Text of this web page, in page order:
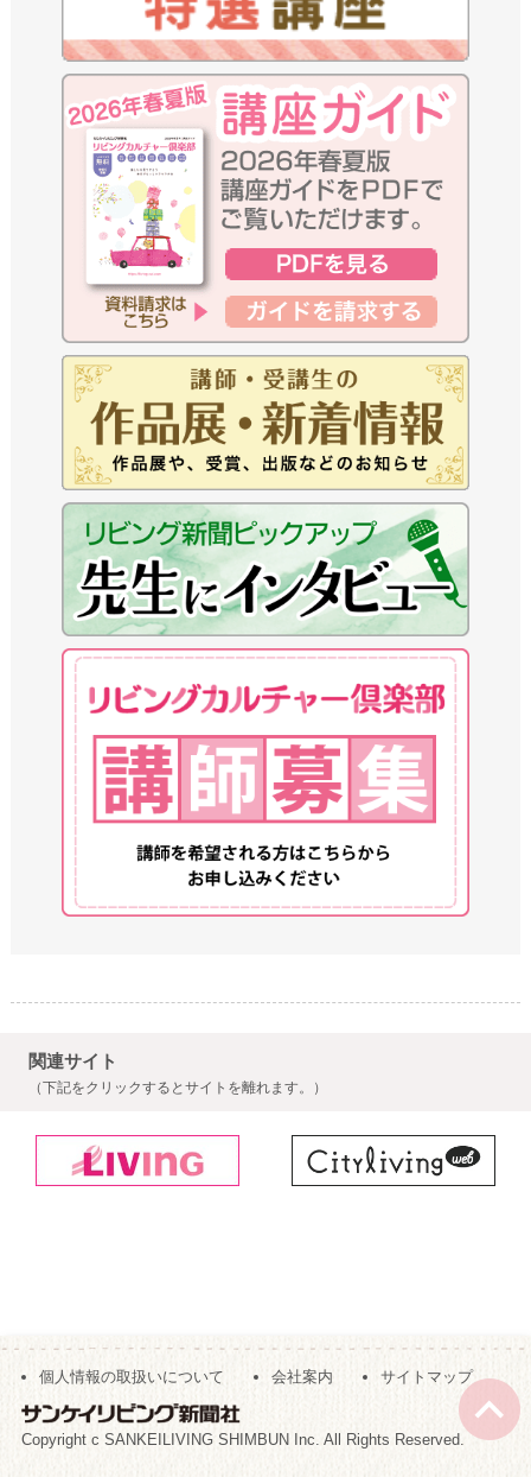
関連サイト
（下記をクリックするとサイトを離れます。）
個人情報の取扱いについて 会社案内 サイトマップ
Copyright c SANKEILIVING SHIMBUN Inc. All Rights Reserved.